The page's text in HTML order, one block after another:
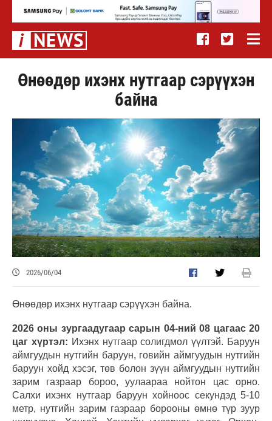
Өнөөдөр ихэнх нутгаар сэрүүхэн
байна
2026/06/04
Өнөөдөр ихэнх нутгаар сэрүүхэн байна.
2026 оны зургаадугаар сарын 04-ний 08 цагаас 20
цаг хүртэл: Ихэнх нутгаар солигдмол үүлтэй. Баруун
аймгуудын нутгийн баруун, говийн аймгуудын нутгийн
баруун хойд хэсэг, төв болон зүүн аймгуудын нутгийн
зарим газраар бороо, уулаараа нойтон цас орно.
Салхи ихэнх нутгаар баруун хойноос секундэд 5-10
метр, нутгийн зарим газраар борооны өмнө түр зуур